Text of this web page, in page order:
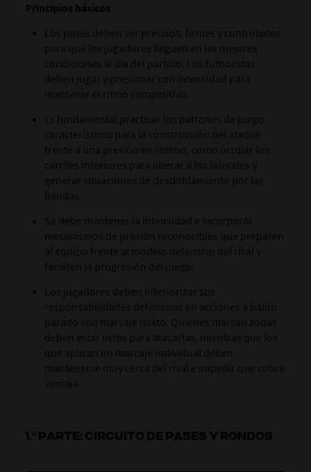
Principios básicos
Los pases deben ser precisos, firmes y controlados
para que los jugadores lleguen en las mejores
condiciones al día del partido. Los futbolistas
deben jugar y presionar con intensidad para
mantener el ritmo competitivo.
Es fundamental practicar los patrones de juego
característicos para la construcción del ataque
frente a una presión en rombo, como ocupar los
carriles interiores para liberar a los laterales y
generar situaciones de desdoblamiento por las
bandas.
Se debe mantener la intensidad e incorporar
mecanismos de presión reconocibles que preparen
al equipo frente al modelo defensivo del rival y
faciliten la progresión del juego.
Los jugadores deben interiorizar sus
responsabilidades defensivas en acciones a balón
parado con marcaje mixto. Quienes marcan zonas
deben estar listos para atacarlas, mientras que los
que aplican un marcaje individual deben
mantenerse muy cerca del rival e impedir que cobre
ventaja.
1.ª PARTE: CIRCUITO DE PASES Y RONDOS